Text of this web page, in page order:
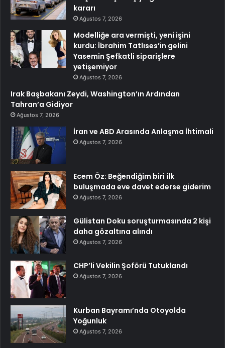
kararı
Ağustos 7, 2026
Modelliğe ara vermişti, yeni işini
kurdu: İbrahim Tatlıses’in gelini
Yasemin Şefkatli siparişlere
yetişemiyor
Ağustos 7, 2026
Irak Başbakanı Zeydi, Washington’ın Ardından
Tahran’a Gidiyor
Ağustos 7, 2026
İran ve ABD Arasında Anlaşma İhtimali
Ağustos 7, 2026
Ecem Öz: Beğendiğim biri ilk
buluşmada eve davet ederse giderim
Ağustos 7, 2026
Gülistan Doku soruşturmasında 2 kişi
daha gözaltına alındı
Ağustos 7, 2026
CHP’li Vekilin Şoförü Tutuklandı
Ağustos 7, 2026
Kurban Bayramı’nda Otoyolda
Yoğunluk
Ağustos 7, 2026